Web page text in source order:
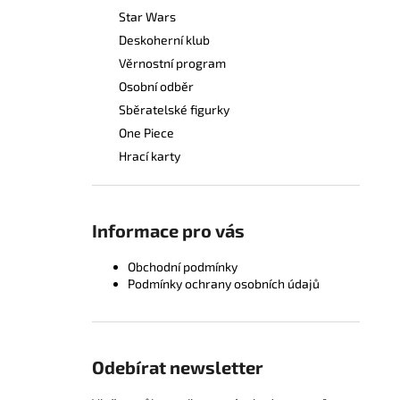
Star Wars
Deskoherní klub
Věrnostní program
Osobní odběr
Sběratelské figurky
One Piece
Hrací karty
Informace pro vás
Obchodní podmínky
Podmínky ochrany osobních údajů
Odebírat newsletter